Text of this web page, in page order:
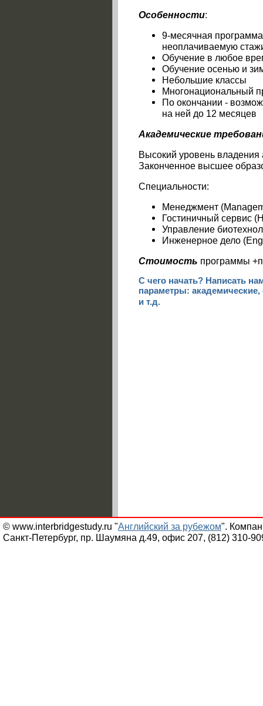
Особенности:
9-месячная
неоплачиваемую
Обучение в любое
Обучение осенью и
Небольшие классы
Многонациональный
По окончании -
на ней до 12 месяцев
Академические
Высокий уровень
Законченное высшее
Специальности:
Менеджмент
Гостиничный сервис
Управление
Инженерное дело
Стоимость программы
С чего начать? Написать
параметры:
и т.д.
© www.interbridgestudy.ru "Английский за рубежом".
Санкт-Петербург, пр. Шаумяна д.49, офис 207, (812) 310-